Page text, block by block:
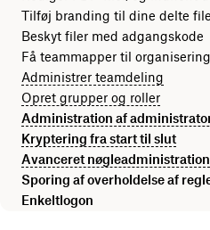
Tilføj branding til dine delte
Beskyt filer med adgangskode
Få teammapper til organisering
Administrer teamdeling
Opret grupper og roller
Administration af
Kryptering fra start til slut
Avanceret nøgleadministration
Sporing af overholdelse af
Enkeltlogon